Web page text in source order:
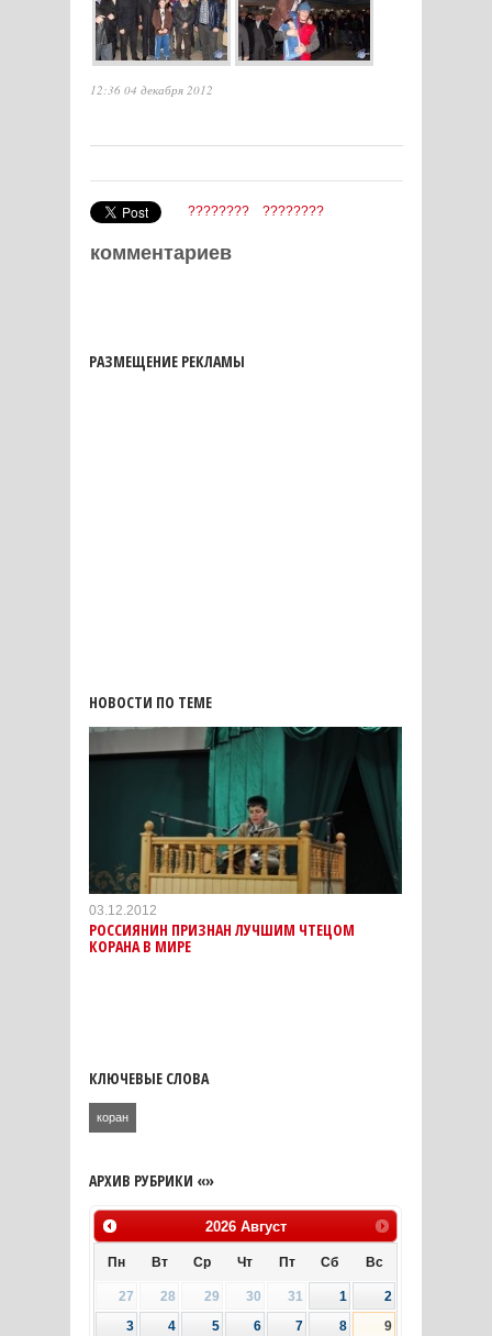
12:36 04 декабря 2012
???????? ????????
комментариев
РАЗМЕЩЕНИЕ РЕКЛАМЫ
НОВОСТИ ПО ТЕМЕ
03.12.2012
РОССИЯНИН ПРИЗНАН ЛУЧШИМ ЧТЕЦОМ
КОРАНА В МИРЕ
КЛЮЧЕВЫЕ СЛОВА
коран
АРХИВ РУБРИКИ «»
2026 Август
Пн Вт Ср Чт Пт Сб Вс
27 28 29 30 31 1
2
3
4 5 6 7 8
9